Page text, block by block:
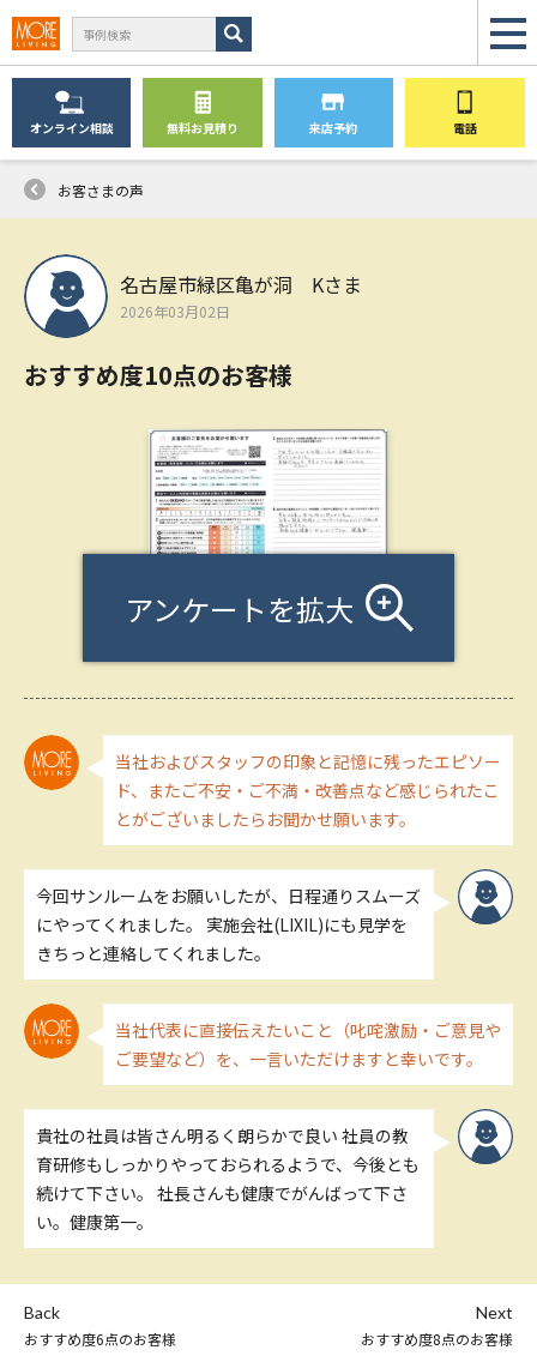
オンライン相談 無料お見積り 来店予約 電話
お客さまの声
名古屋市緑区亀が洞 Kさま
2026年03月02日
おすすめ度10点のお客様
アンケートを拡大
当社およびスタッフの印象と記憶に残ったエピソー
ド、またご不安・ご不満・改善点など感じられたこ
とがございましたらお聞かせ願います。
今回サンルームをお願いしたが、日程通りスムーズ
にやってくれました。 実施会社(LIXIL)にも見学を
きちっと連絡してくれました。
当社代表に直接伝えたいこと（叱咤激励・ご意見や
ご要望など）を、一言いただけますと幸いです。
貴社の社員は皆さん明るく朗らかで良い 社員の教
育研修もしっかりやっておられるようで、今後とも
続けて下さい。 社長さんも健康でがんばって下さ
い。健康第一。
Back
おすすめ度6点のお客様
Next
おすすめ度8点のお客様